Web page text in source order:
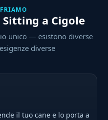
a Cigole
unico — esistono diverse
diverse
il tuo cane e lo porta a